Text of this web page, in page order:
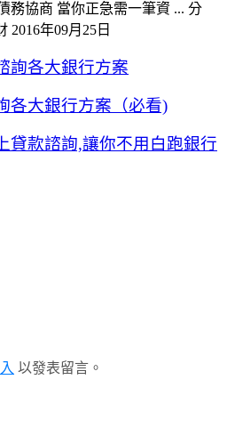
務協商 當你正急需一筆資 ... 分
2016年09月25日
詢各大銀行方案
各大銀行方案（必看)
貸款諮詢,讓你不用白跑銀行
以發表留言。